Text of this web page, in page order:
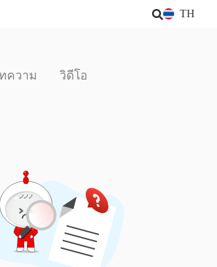
TH
ความ วิดีโอ